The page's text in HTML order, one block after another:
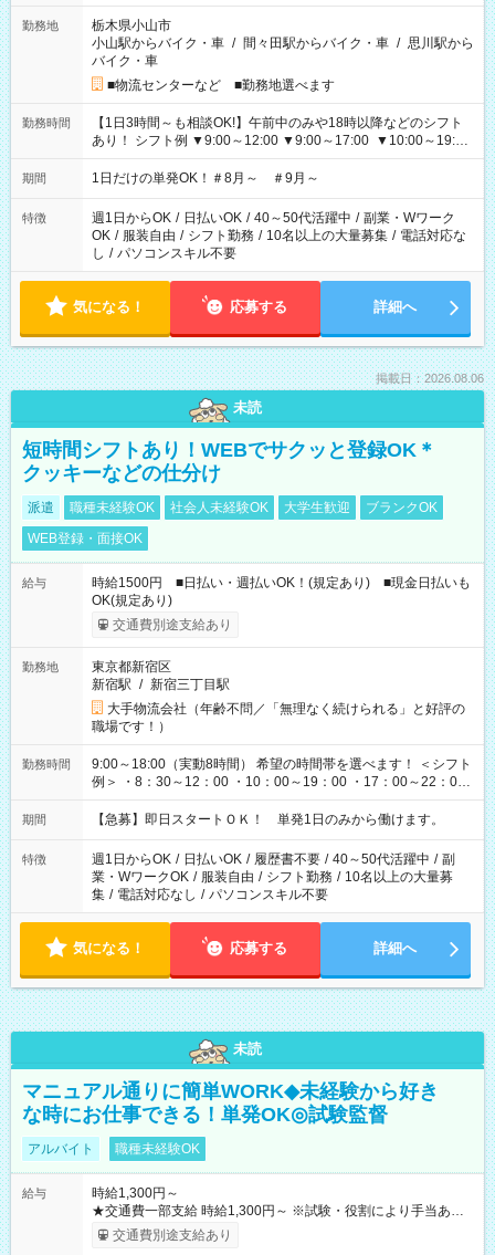
勤務地
栃木県小山市
小山駅からバイク・車 / 間々田駅からバイク・車 / 思川駅から
バイク・車
■物流センターなど ■勤務地選べます
勤務時間
【1日3時間～も相談OK!】午前中のみや18時以降などのシフト
あり！ シフト例 ▼9:00～12:00 ▼9:00～17:00 ▼10:00～19:00
▼18:00～21:00
期間 1日だけの単発OK！＃8月～ ＃9月～
特徴 週1日からOK / 日払いOK / 40～50代活躍中 / 副業・Wワーク
OK / 服装自由 / シフト勤務 / 10名以上の大量募集 / 電話対応な
し / パソコンスキル不要
気になる！ 応募する 詳細へ
掲載日：2026.08.06
未読
短時間シフトあり！WEBでサクッと登録OK＊
クッキーなどの仕分け
派遣 職種未経験OK 社会人未経験OK 大学生歓迎
ブランクOK
WEB登録・面接OK
給与
時給1500円 ■日払い・週払いOK！(規定あり) ■現金日払いも
OK(規定あり)
交通費別途支給あり
勤務地
東京都新宿区
新宿駅 / 新宿三丁目駅
大手物流会社（年齢不問／「無理なく続けられる」と好評の
職場です！）
勤務時間
9:00～18:00（実動8時間） 希望の時間帯を選べます！ ＜シフト
例＞ ・8：30～12：00 ・10：00～19：00 ・17：00～22：00
・13：00～22：00 ・22：00～翌6：00 など
期間 【急募】即日スタートＯＫ！ 単発1日のみから働けます。
特徴 週1日からOK / 日払いOK / 履歴書不要 / 40～50代活躍中 / 副
業・WワークOK / 服装自由 / シフト勤務 / 10名以上の大量募
集 / 電話対応なし / パソコンスキル不要
気になる！ 応募する 詳細へ
未読
マニュアル通りに簡単WORK◆未経験から好き
な時にお仕事できる！単発OK◎試験監督
アルバイト 職種未経験OK
給与
時給1,300円～
★交通費一部支給 時給1,300円～ ※試験・役割により手当あり
※勤務回数により昇給あり 【即給（前払い）オプションあ
り！】 希望される場合、勤務から1週間ほどで給与の一部を受け
交通費別途支給あり